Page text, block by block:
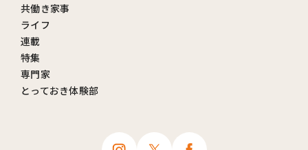
共働き家事
ライフ
連載
特集
専門家
とっておき体験部